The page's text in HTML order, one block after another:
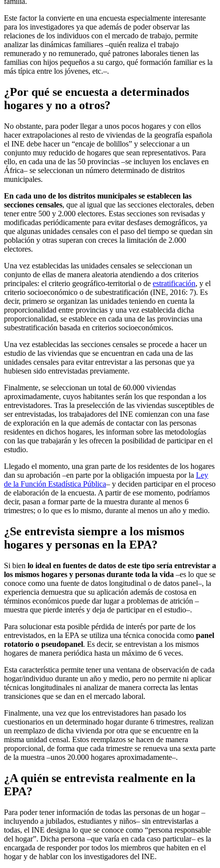
Este factor la convierte en una encuesta especialmente interesante
para los investigadores ya que además de poder observar las
relaciones de los individuos con el mercado de trabajo, permite
analizar las dinámicas familiares –quién realiza el trabajo
remunerado y no remunerado, qué patrones laborales tienen las
familias con hijos pequeños a su cargo, qué formación familiar es la
más típica entre los jóvenes, etc.–.
¿Por qué se encuesta a determinados
hogares y no a otros?
No obstante, para poder llegar a unos pocos hogares y con ellos
hacer extrapolaciones al resto de viviendas de la geografía española
el INE debe hacer un “encaje de bolillos” y seleccionar a un
conjunto muy reducido de hogares que sean representativos. Para
ello, en cada una de las 50 provincias –se incluyen los enclaves en
África– se seleccionan un número determinado de distritos
municipales.
En cada uno de los distritos municipales se establecen las
secciones censales, que al igual que las secciones electorales, deben
tener entre 500 y 2.000 electores. Estas secciones son revisadas y
modificadas periódicamente para evitar desfases demográficos, ya
que algunas unidades censales con el paso del tiempo se quedan sin
población y otras superan con creces la limitación de 2.000
electores.
Una vez establecidas las unidades censales se seleccionan un
conjunto de ellas de manera aleatoria atendiendo a dos criterios
principales: el criterio geográfico-territorial o de estratificación, y el
criterio socioeconómico o de subestratificación (INE, 2016: 7). Es
decir, primero se organizan las unidades teniendo en cuenta la
proporcionalidad entre provincias y una vez establecida dicha
proporcionalidad, se establece en cada una de las provincias una
subestratificación basada en criterios socioeconómicos.
Una vez establecidas las secciones censales se procede a hacer un
estudio de las viviendas que se encuentran en cada una de las
unidades censales para evitar entrevistar a las personas que ya
hubiesen sido entrevistadas previamente.
Finalmente, se seleccionan un total de 60.000 viviendas
aproximadamente, cuyos habitantes serán los que respondan a los
entrevistadores. Tras la preselección de las viviendas susceptibles de
ser entrevistadas, los trabajadores del INE comienzan con una fase
de exploración en la que además de contactar con las personas
residentes en dichos hogares, les informan sobre las metodologías
con las que trabajarán y les ofrecen la posibilidad de participar en el
estudio.
Llegado el momento, una gran parte de los residentes de los hogares
dan su aprobación –en parte por la obligación impuesta por la Ley
de la Función Estadística Pública– y deciden participar en el proceso
de elaboración de la encuesta. A partir de ese momento, podríamos
decir, pasan a formar parte de la muestra durante al menos 6
trimestres; o lo que es lo mismo, durante al menos un año y medio.
¿Se entrevista siempre a los mismos
hogares y personas en la EPA?
Si bien lo ideal en fuentes de datos de este tipo sería entrevistar a
los mismos hogares y personas durante toda la vida –es lo que se
conoce como una fuente de datos longitudinal o de datos panel–, la
experiencia demuestra que su aplicación además de costosa en
términos económicos puede dar lugar a problemas de atrición –
muestra que pierde interés y deja de participar en el estudio–.
Para solucionar esta posible pérdida de interés por parte de los
entrevistados, en la EPA se utiliza una técnica conocida como panel
rotatorio o pseudopanel. Es decir, se entrevistan a los mismos
hogares de manera periódica hasta un máximo de 6 veces.
Esta característica permite tener una ventana de observación de cada
hogar/individuo durante un año y medio, pero no permite ni aplicar
técnicas longitudinales ni analizar de manera correcta las lentas
transiciones que se dan en el mercado laboral.
Finalmente, una vez que los entrevistadores han pasado los
cuestionarios en un determinado hogar durante 6 trimestres, realizan
un reemplazo de dicha vivienda por otra que se encuentre en la
misma unidad censal. Estos reemplazos se hacen de manera
proporcional, de forma que cada trimestre se renueva una sexta parte
de la muestra –unos 20.000 hogares aproximadamente–.
¿A quién se entrevista realmente en la
EPA?
Para poder tener información de todas las personas de un hogar –
incluyendo a jubilados, estudiantes y niños– sin entrevistarlas a
todas, el INE designa lo que se conoce como “persona responsable
del hogar”. Dicha persona –que varía en cada caso particular– es la
encargada de responder por todos los miembros que habiten en el
hogar y de hablar con los investigadores del INE.